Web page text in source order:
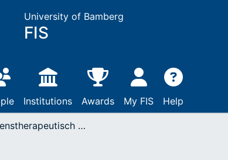
University of Bamberg
FIS
Institutions Awards My FIS Help
Verhaltenstherapeutisch orientierte Psychotherapie